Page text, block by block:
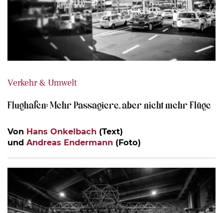
Verkehr & Umwelt
Flughafen: Mehr Passagiere, aber nicht mehr Flüge
Von Hans Onkelbach (Text)
und Andreas Endermann (Foto)